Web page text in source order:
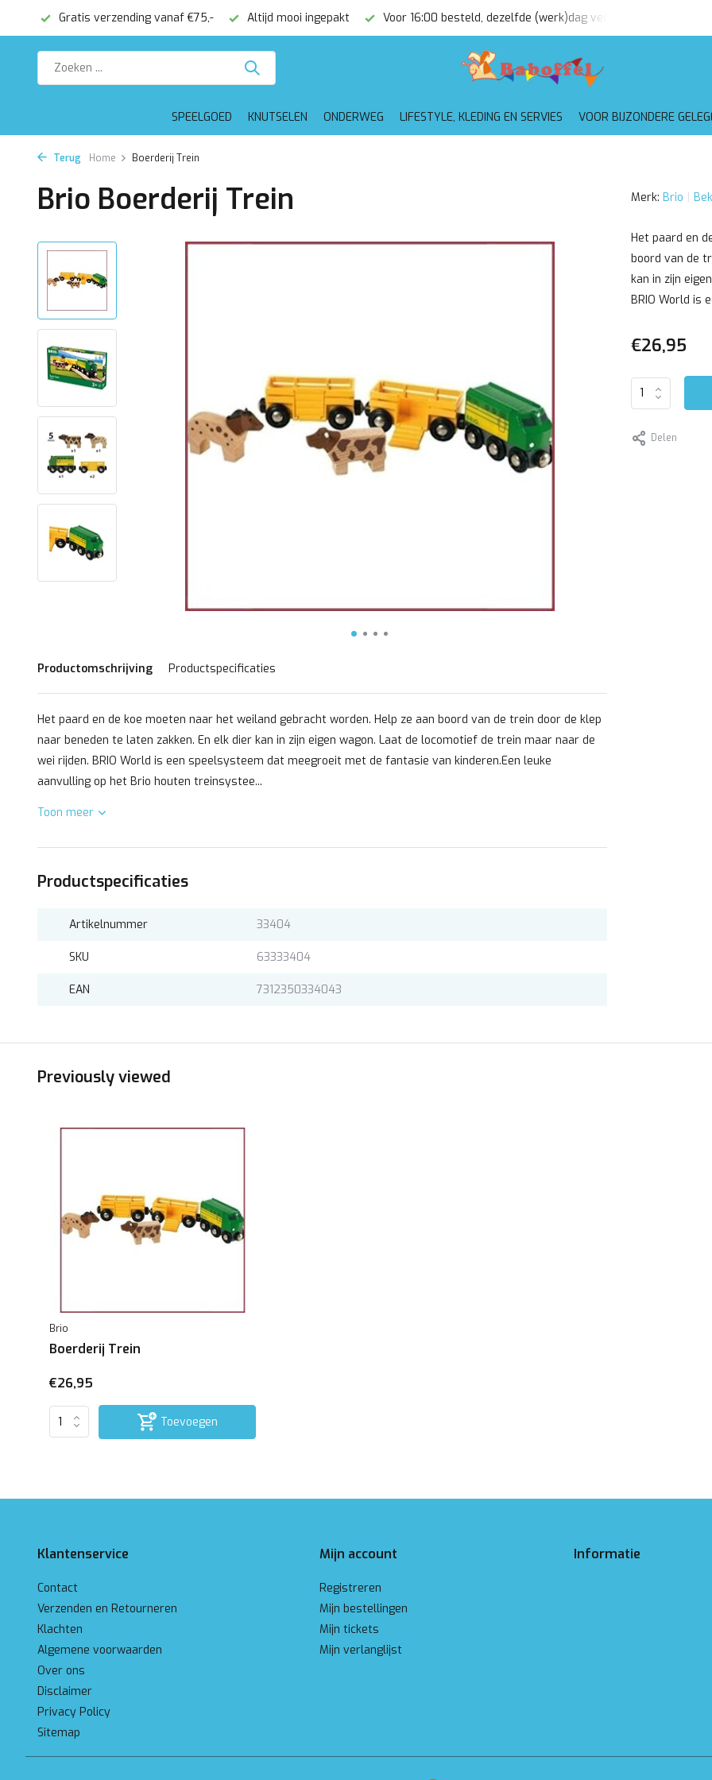
Gratis verzending vanaf €75,- Altijd mooi ingepakt Voor 16:00 besteld, dezelfde (werk)dag verzonden
SPEELGOED KNUTSELEN ONDERWEG LIFESTYLE, KLEDING EN SERVIES VOOR BIJZONDERE
Terug Home Boerderij Trein
Brio Boerderij Trein
Productomschrijving Productspecificaties
Het paard en de koe moeten naar het weiland gebracht worden. Help ze aan boord van de trein door de klep
naar beneden te laten zakken. En elk dier kan in zijn eigen wagon. Laat de locomotief de trein maar naar de
wei rijden. BRIO World is een speelsysteem dat meegroeit met de fantasie van kinderen.Een leuke
aanvulling op het Brio houten treinsystee...
Toon meer
Productspecificaties
Artikelnummer 33404
SKU 63333404
EAN 7312350334043
Merk: Brio
Het paard en
boord van de
kan in zijn
BRIO World is
€26,95
Delen
Previously viewed
Brio
Boerderij Trein
€26,95
Toevoegen
Klantenservice
Contact
Verzenden en Retourneren
Klachten
Algemene voorwaarden
Over ons
Disclaimer
Privacy Policy
Sitemap
Mijn account
Registreren
Mijn bestellingen
Mijn tickets
Mijn verlanglijst
Informatie